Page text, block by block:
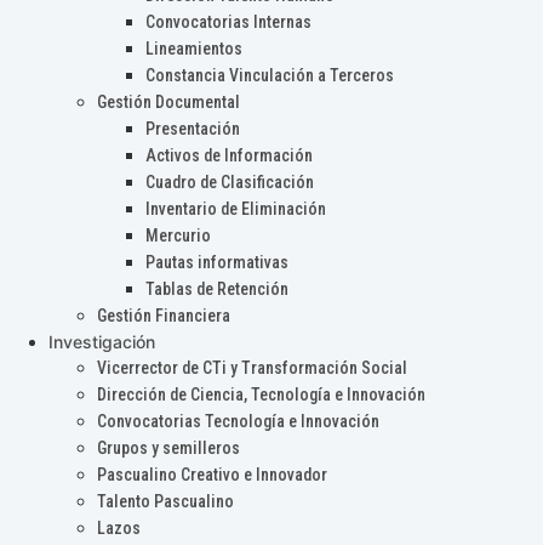
Convocatorias Internas
Lineamientos
Constancia Vinculación a Terceros
Gestión Documental
Presentación
Activos de Información
Cuadro de Clasificación
Inventario de Eliminación
Mercurio
Pautas informativas
Tablas de Retención
Gestión Financiera
Investigación
Vicerrector de CTi y Transformación Social
Dirección de Ciencia, Tecnología e Innovación
Convocatorias Tecnología e Innovación
Grupos y semilleros
Pascualino Creativo e Innovador
Talento Pascualino
Lazos